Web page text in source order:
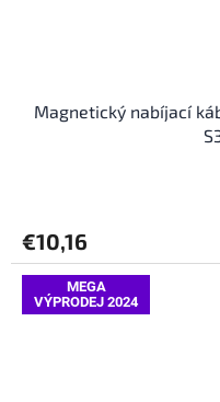
Magnetický nabíjací
€10,16
MEGA
VÝPRODEJ 2024